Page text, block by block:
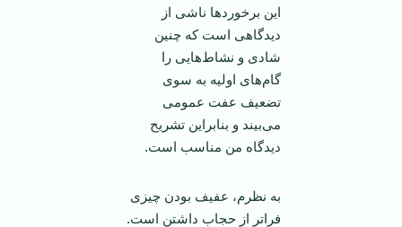
این برخوردها ناشی از
دیدگاهی است که چنین
شادی و نشاط‌هایی را
گام‌های اولیه به سوی
تضعیف عفت عمومی
می‌بیند و بنابراین تشریح
دیدگاه من مناسب است.
به نظرم، عفیف بودن چیزی
فراتر از حجاب داشتن است.